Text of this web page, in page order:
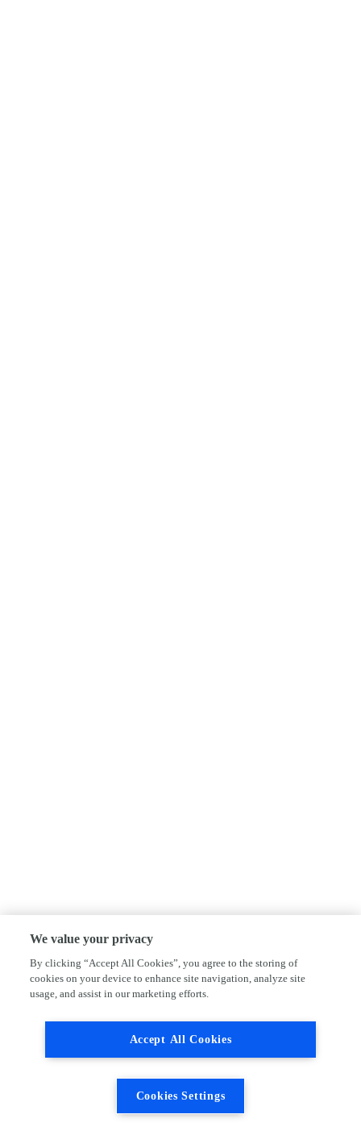
We value your privacy
By clicking “Accept All Cookies”, you agree to the storing of
cookies on your device to enhance site navigation, analyze site
usage, and assist in our marketing efforts.
Accept All Cookies
Cookies Settings